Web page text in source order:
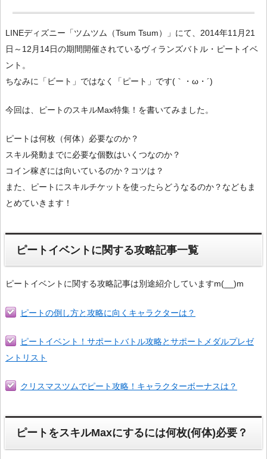
LINEディズニー「ツムツム（Tsum Tsum）」にて、2014年11月21
日～12月14日の期間開催されているヴィランズバトル・ピートイベ
ント。
ちなみに「ビート」ではなく「ピート」です(｀・ω・´)
今回は、ピートのスキルMax特集！を書いてみました。
ピートは何枚（何体）必要なのか？
スキル発動までに必要な個数はいくつなのか？
コイン稼ぎには向いているのか？コツは？
また、ピートにスキルチケットを使ったらどうなるのか？などもま
とめていきます！
ピートイベントに関する攻略記事一覧
ピートイベントに関する攻略記事は別途紹介していますm(__)m
ピートの倒し方と攻略に向くキャラクターは？
ピートイベント！サポートバトル攻略とサポートメダルプレゼ
ントリスト
クリスマスツムでピート攻略！キャラクターボーナスは？
ピートをスキルMaxにするには何枚(何体)必要？